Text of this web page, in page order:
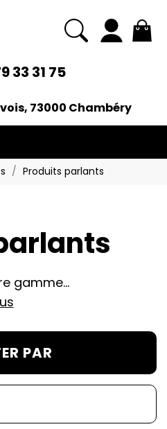
33 31 75
73000 Chambéry
Produits parlants
gamme...
PAR